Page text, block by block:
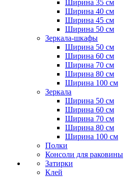
Ширина 35 см
Ширина 40 см
Ширина 45 см
Ширина 50 см
Зеркала-шкафы
Ширина 50 см
Ширина 60 см
Ширина 70 см
Ширина 80 см
Ширина 100 см
Зеркала
Ширина 50 см
Ширина 60 см
Ширина 70 см
Ширина 80 см
Ширина 100 см
Полки
Консоли для раковины
Затирки
Клей